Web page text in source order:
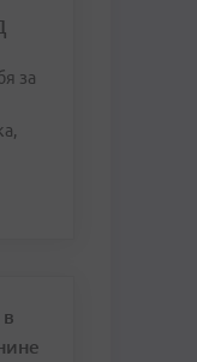
за